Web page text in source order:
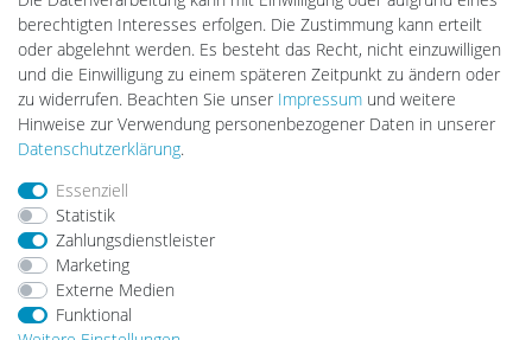
CardanLight Europe
FORTIMO LEDs
LED-RETROSHOP
MeinUSB
Barrierefreiheitserklärung
berechtigten Interesses erfolgen. Die Zustimmung kann erteilt
oder abgelehnt werden. Es besteht das Recht, nicht einzuwilligen
und die Einwilligung zu einem späteren Zeitpunkt zu ändern oder
zu widerrufen. Beachten Sie unser Impressum und weitere
Hinweise zur Verwendung personenbezogener Daten in unserer
Daten­schutz­erklärung.
Essenziell
Statistik
Zahlungsdienstleister
Marketing
Externe Medien
Funktional